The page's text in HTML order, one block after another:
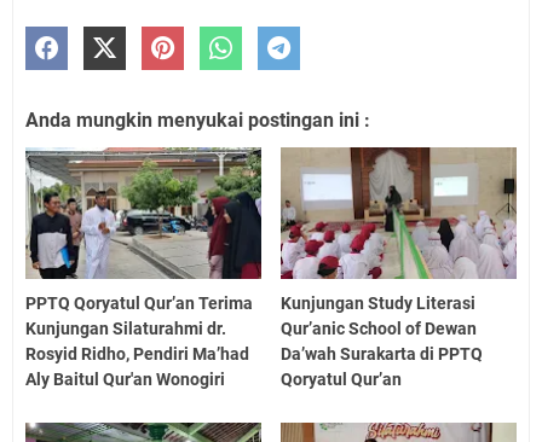
Anda mungkin menyukai postingan ini :
PPTQ Qoryatul Qur’an Terima
Kunjungan Silaturahmi dr.
Rosyid Ridho, Pendiri Ma’had
Aly Baitul Qur'an Wonogiri
Kunjungan Study Literasi
Qur’anic School of Dewan
Da’wah Surakarta di PPTQ
Qoryatul Qur’an